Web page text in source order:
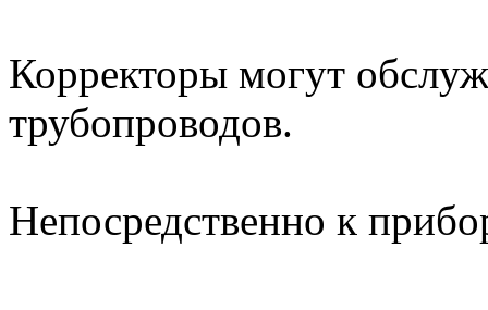
Корректоры могут
трубопроводов.
Непосредственно к